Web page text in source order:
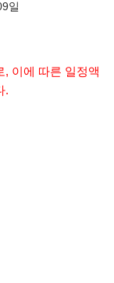
일
, 이에 따른 일정액
.